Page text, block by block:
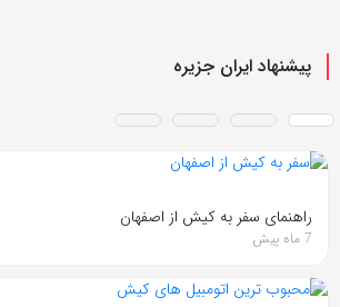
پیشنهاد ایران جزیره
راهنمای سفر به کیش از اصفهان
7 ماه پیش